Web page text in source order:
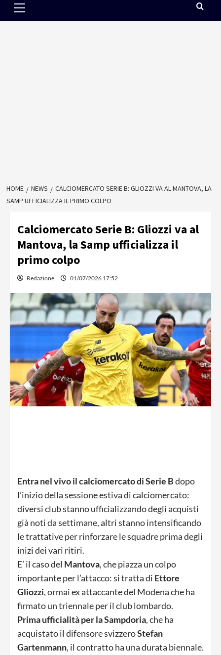
Menu
HOME NEWS
CALCIOMERCATO SERIE B: GLIOZZI VA AL MANTOVA, LA
SAMP UFFICIALIZZA IL PRIMO COLPO
Calciomercato Serie B: Gliozzi va al
Mantova, la Samp ufficializza il
primo colpo
Redazione 01/07/2026 17:52
Entra nel vivo il calciomercato di Serie Bdopo
l’inizio della sessione estiva di calciomercato:
diversi club stanno ufficializzando degli acquisti
già noti da settimane, altri stanno intensificando
le trattative per rinforzare le squadre prima degli
inizi dei vari ritiri.
E’ il caso del Mantova, che piazza un colpo
importante per l’attacco: si tratta di Ettore
Gliozzi, ormai ex attaccante del Modena che ha
firmato un triennale per il club lombardo.
Prima ufficialità per la Sampdoria, che ha
acquistato il difensore svizzeroStefan
Gartenmann, il contratto ha una durata biennale.